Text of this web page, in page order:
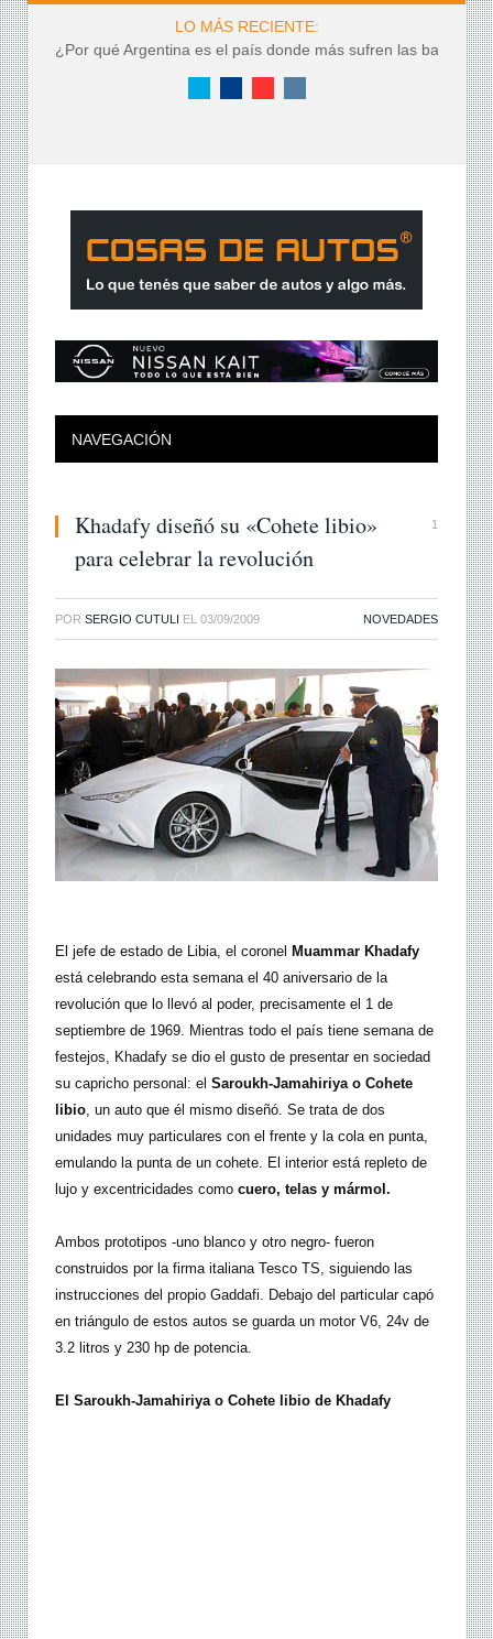
LO MÁS RECIENTE:
¿Por qué Argentina es el país donde más sufren las baterías?
NAVEGACIÓN
Khadafy diseñó su «Cohete libio»
para celebrar la revolución
1
POR SERGIO CUTULI EL 03/09/2009 NOVEDADES
El jefe de estado de Libia, el coronel Muammar Khadafy
está celebrando esta semana el 40 aniversario de la
revolución que lo llevó al poder, precisamente el 1 de
septiembre de 1969. Mientras todo el país tiene semana de
festejos, Khadafy se dio el gusto de presentar en sociedad
su capricho personal: el Saroukh-Jamahiriya o Cohete
libio , un auto que él mismo diseñó. Se trata de dos
unidades muy particulares con el frente y la cola en punta,
emulando la punta de un cohete. El interior está repleto de
lujo y excentricidades como cuero, telas y mármol.
Ambos prototipos -uno blanco y otro negro- fueron
construidos por la firma italiana Tesco TS, siguiendo las
instrucciones del propio Gaddafi. Debajo del particular capó
en triángulo de estos autos se guarda un motor V6, 24v de
3.2 litros y 230 hp de potencia.
El Saroukh-Jamahiriya o Cohete libio de Khadafy